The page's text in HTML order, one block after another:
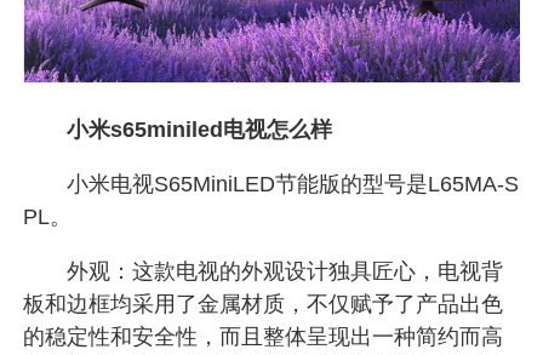
小米s65miniled电视怎么样
小米电视S65MiniLED节能版的型号是L65MA-S
PL。
外观：这款电视的外观设计独具匠心，电视背
板和边框均采用了金属材质，不仅赋予了产品出色
的稳定性和安全性，而且整体呈现出一种简约而高